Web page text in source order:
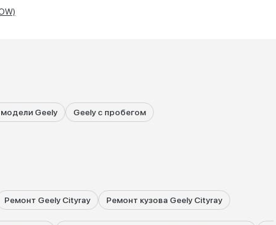
Geely Geely с пробегом
Ремонт Geely Cityray Ремонт кузова Geely Cityray